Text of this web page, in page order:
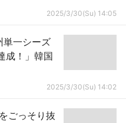
2025/3/30(Su) 14:05
単一シーズ
成！」韓国
2025/3/30(Su) 14:02
ごっそり抜